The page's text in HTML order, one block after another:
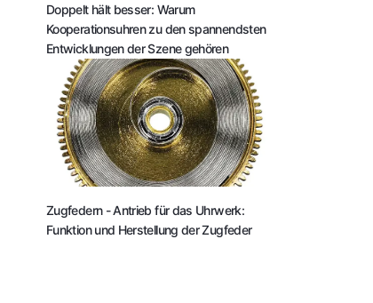
Doppelt hält besser: Warum
Kooperationsuhren zu den spannendsten
Entwicklungen der Szene gehören
Zugfedern - Antrieb für das Uhrwerk:
Funktion und Herstellung der Zugfeder